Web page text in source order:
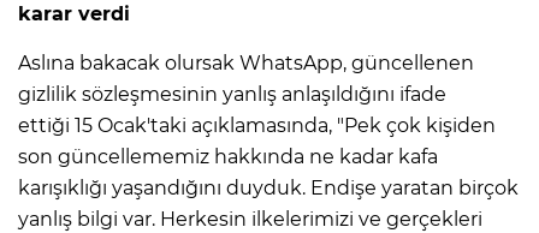
karar verdi
Aslına bakacak olursak WhatsApp, güncellenen
gizlilik sözleşmesinin yanlış anlaşıldığını ifade
ettiği 15 Ocak'taki açıklamasında, "Pek çok kişiden
son güncellememiz hakkında ne kadar kafa
karışıklığı yaşandığını duyduk. Endişe yaratan birçok
yanlış bilgi var. Herkesin ilkelerimizi ve gerçekleri